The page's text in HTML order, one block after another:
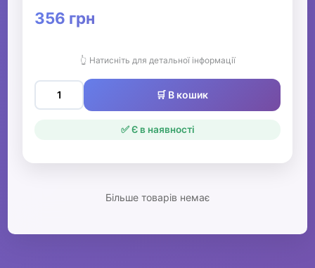
356 грн
👆 Натисніть для детальної інформації
🛒 В кошик
✅ Є в наявності
Більше товарів немає